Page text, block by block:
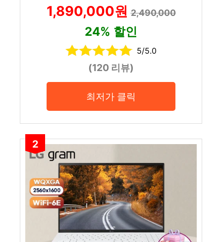
1,890,000원2,490,000
24% 할인
5/5.0
(120 리뷰)
최저가 클릭
2